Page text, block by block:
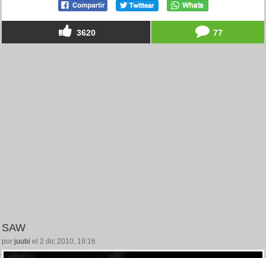
3620 77
SAW
por juubi el 2 dic 2010, 19:16